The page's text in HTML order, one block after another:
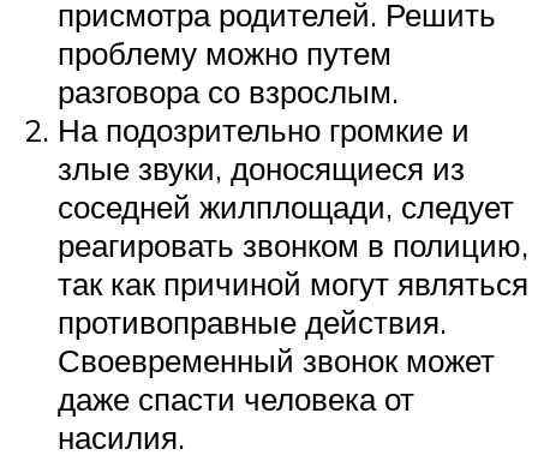
присмотра родителей. Решить
проблему можно путем
разговора со взрослым.
На подозрительно громкие и
злые звуки, доносящиеся из
соседней жилплощади, следует
реагировать звонком в полицию,
так как причиной могут являться
противоправные действия.
Своевременный звонок может
даже спасти человека от
насилия.